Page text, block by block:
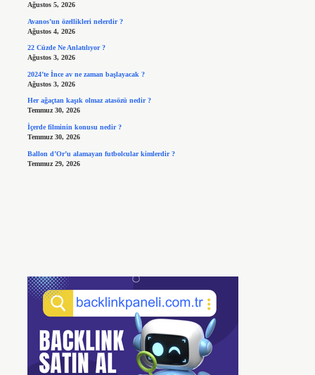
Ağustos 5, 2026
Avanos’un özellikleri nelerdir ?
Ağustos 4, 2026
22 Cüzde Ne Anlatılıyor ?
Ağustos 3, 2026
2024’te İnce av ne zaman başlayacak ?
Ağustos 3, 2026
Her ağaçtan kaşık olmaz atasözü nedir ?
Temmuz 30, 2026
İçerde filminin konusu nedir ?
Temmuz 30, 2026
Ballon d’Or’u alamayan futbolcular kimlerdir ?
Temmuz 29, 2026